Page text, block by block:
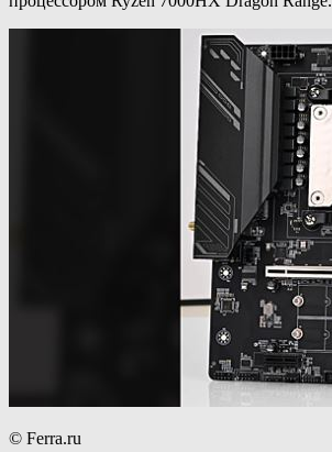
© Ferra.ru